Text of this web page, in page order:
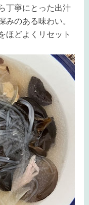
丁寧にとった出汁
みのある味わい。
ほどよくリセット